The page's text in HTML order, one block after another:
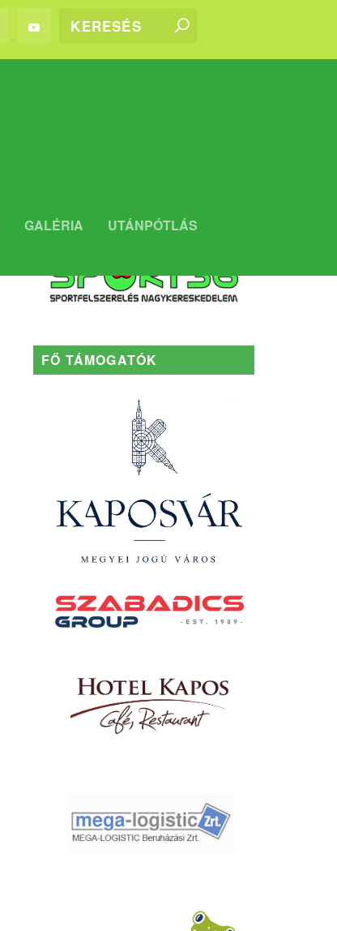
GALÉRIA UTÁNPÓTLÁS
FŐ TÁMOGATÓK